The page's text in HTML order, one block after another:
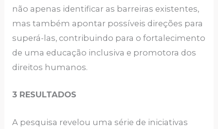
não apenas identificar as barreiras existentes,
mas também apontar possíveis direções para
superá-las, contribuindo para o fortalecimento
de uma educação inclusiva e promotora dos
direitos humanos.
3 RESULTADOS
A pesquisa revelou uma série de iniciativas